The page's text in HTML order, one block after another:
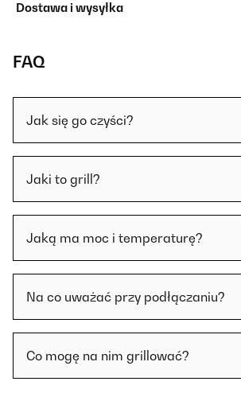
Dostawa i wysyłka
FAQ
Jak się go czyści?
Jaki to grill?
Jaką ma moc i temperaturę?
Na co uważać przy podłączaniu?
Co mogę na nim grillować?